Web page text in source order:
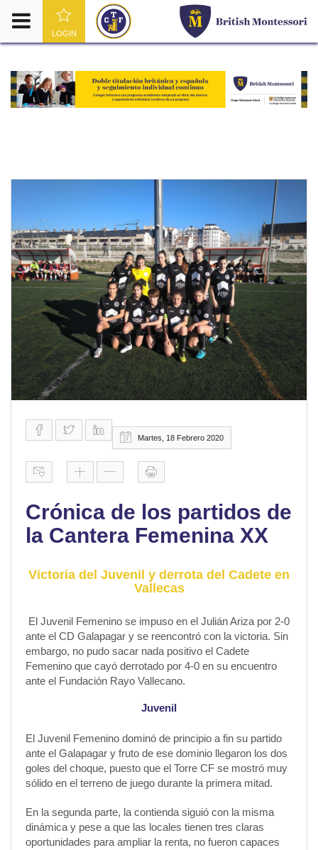
LOGIN
Martes, 18 Febrero 2020
Crónica de los partidos de
la Cantera Femenina XX
Victoria del Juvenil y derrota del Cadete en
Vallecas
El Juvenil Femenino se impuso en el Julián Ariza por 2-0
ante el CD Galapagar y se reencontró con la victoria. Sin
embargo, no pudo sacar nada positivo el Cadete
Femenino que cayó derrotado por 4-0 en su encuentro
ante el Fundación Rayo Vallecano.
Juvenil
El Juvenil Femenino dominó de principio a fin su partido
ante el Galapagar y fruto de ese dominio llegaron los dos
goles del choque, puesto que el Torre CF se mostró muy
sólido en el terreno de juego durante la primera mitad.
En la segunda parte, la contienda siguió con la misma
dinámica y pese a que las locales tienen tres claras
oportunidades para ampliar la renta, no fueron capaces